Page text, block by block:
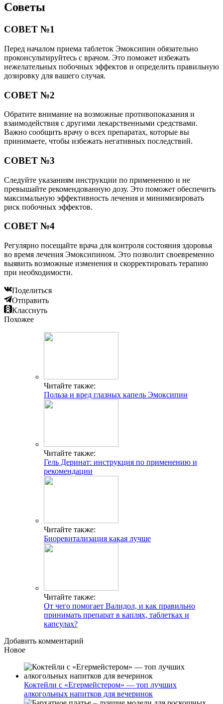
Советы
СОВЕТ №1
Перед началом приема таблеток Эмоксипин обязательно
проконсультируйтесь с врачом. Это поможет избежать
нежелательных побочных эффектов и определить правильную
дозировку для вашего случая.
СОВЕТ №2
Обратите внимание на возможные противопоказания и
взаимодействия с другими лекарственными средствами.
Важно сообщить врачу о всех препаратах, которые вы
принимаете, чтобы избежать негативных последствий.
СОВЕТ №3
Следуйте указаниям инструкции по применению и не
превышайте рекомендованную дозу. Это поможет обеспечить
максимальную эффективность лечения и минимизировать
риск побочных эффектов.
СОВЕТ №4
Регулярно посещайте врача для контроля состояния здоровья
во время лечения Эмоксипином. Это позволит своевременно
выявить возможные изменения и скорректировать терапию
при необходимости.
Поделиться
Отправить
Класснуть
Похожее
Читайте также:
Польза и вред глазных капель Эмоксипин
Читайте также:
Гель Деринат: инструкция по применению и
рекомендации
Читайте также:
Биоревитализация какая лучше
Читайте также:
От чего помогает Валидол, и как правильно
принимать препарат в каплях, таблетках и
капсулах?
Добавить комментарий
Новое
Коктейли с «Егермейстером» — топ лучших
алкогольных напитков для вечеринок